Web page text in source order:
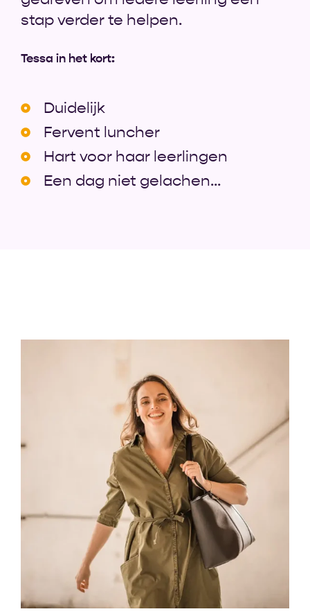
stap verder te helpen.
Tessa in het kort:
Duidelijk
Fervent luncher
Hart voor haar leerlingen
Een dag niet gelachen...